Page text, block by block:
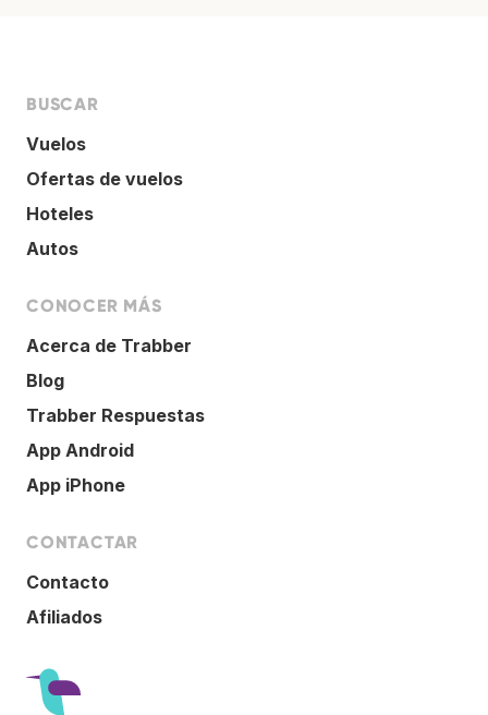
BUSCAR
Vuelos
Ofertas de vuelos
Hoteles
Autos
CONOCER MÁS
Acerca de Trabber
Blog
Trabber Respuestas
App Android
App iPhone
CONTACTAR
Contacto
Afiliados